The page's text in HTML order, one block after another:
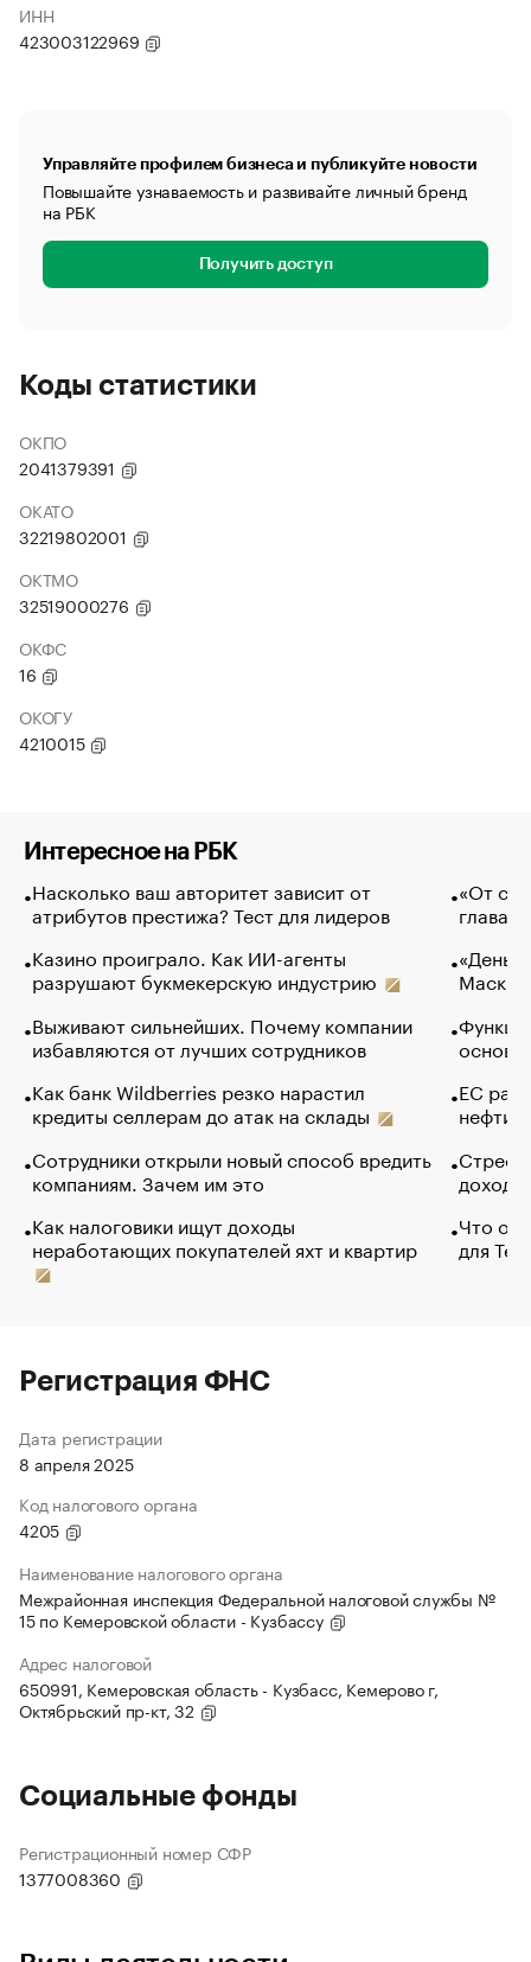
ИНН
423003122969
Управляйте профилем бизнеса и публикуйте новости
Повышайте узнаваемость и развивайте личный бренд
на РБК
Получить доступ
Коды статистики
ОКПО
2041379391
ОКАТО
32219802001
ОКТМО
32519000276
ОКФС
16
ОКОГУ
4210015
Интересное на РБК
Насколько ваш авторитет зависит от
атрибутов престижа? Тест для лидеров
Казино проиграло. Как ИИ-агенты
разрушают букмекерскую индустрию
Выживают сильнейших. Почему компании
избавляются от лучших сотрудников
Как банк Wildberries резко нарастил
кредиты селлерам до атак на склады
Сотрудники открыли новый способ вредить
компаниям. Зачем им это
Как налоговики ищут доходы
неработающих покупателей яхт и квартир
«От
глава
Маск в
основ
ЕС
нефти
Что
для
Регистрация ФНС
Дата регистрации
8 апреля 2025
Код налогового органа
4205
Наименование налогового органа
Межрайонная инспекция Федеральной налоговой службы №
15 по Кемеровской области - Кузбассу
Адрес налоговой
650991, Кемеровская область - Кузбасс, Кемерово г,
Октябрьский пр-кт, 32
Социальные фонды
Регистрационный номер СФР
1377008360